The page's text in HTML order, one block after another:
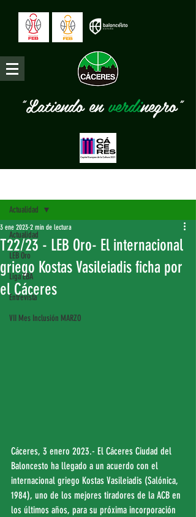
"Latiendo enverdinegro"
Actualidad
LEB Oro
Liga EBA
Entrevista
VII Mes Inclusión MARZO
Actualidad
T22/23 - LEB Oro- El internacional
griego Kostas Vasileiadis ficha por
el Cáceres
3 ene 2023 2 min de lectura
Cáceres, 3 enero 2023.- El Cáceres Ciudad del
Baloncesto ha llegado a un acuerdo con el
internacional griego Kostas Vasileiadis (Salónica,
1984), uno de los mejores tiradores de la ACB en
los últimos años, para su próxima incorporación